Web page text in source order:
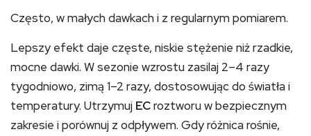
Często, w małych dawkach i z regularnym pomiarem.
Lepszy efekt daje częste, niskie stężenie niż rzadkie,
mocne dawki. W sezonie wzrostu zasilaj 2–4 razy
tygodniowo, zimą 1–2 razy, dostosowując do światła i
temperatury. Utrzymuj ECroztworu w bezpiecznym
zakresie i porównuj z odpływem. Gdy różnica rośnie,